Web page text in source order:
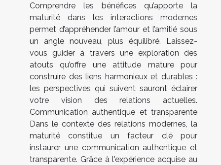
Comprendre les bénéfices qu’apporte la
maturité dans les interactions modernes
permet d’appréhender l’amour et l’amitié sous
un angle nouveau, plus équilibré. Laissez-
vous guider à travers une exploration des
atouts qu’offre une attitude mature pour
construire des liens harmonieux et durables :
les perspectives qui suivent sauront éclairer
votre vision des relations actuelles.
Communication authentique et transparente
Dans le contexte des relations modernes, la
maturité constitue un facteur clé pour
instaurer une communication authentique et
transparente. Grâce à l'expérience acquise au